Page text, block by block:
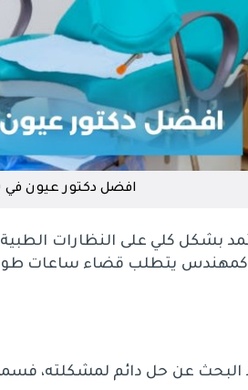
افضل دكتور عيون في
بشكل كلي على النظارات
كمهندس يتطلب قضاء ساعات
البحث عن حل دائم لمشكلته،